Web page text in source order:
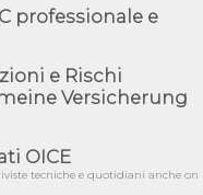
Camera, passa ora al
di consulente
e Territori del
professionale e
e Rischi
Versicherung
OICE
tecniche e quotidiani anche on